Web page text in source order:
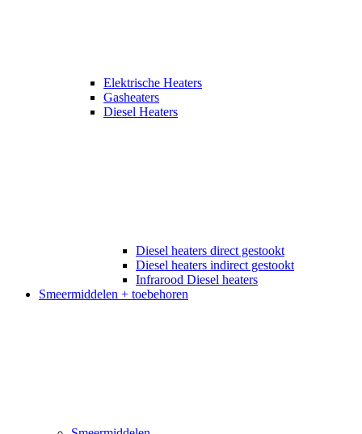
Elektrische Heaters
Gasheaters
Diesel Heaters
Diesel heaters direct gestookt
Diesel heaters indirect gestookt
Infrarood Diesel heaters
Smeermiddelen + toebehoren